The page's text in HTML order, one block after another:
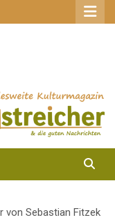
von Sebastian Fitzek